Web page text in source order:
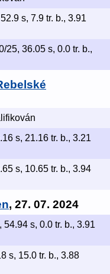
s, 7.9 tr. b., 3.91
25, 36.05 s, 0.0 tr. b.,
s, 21.16 tr. b., 3.21
s, 10.65 tr. b., 3.94
, 27. 07. 2024
54.94 s, 0.0 tr. b., 3.91
s, 15.0 tr. b., 3.88